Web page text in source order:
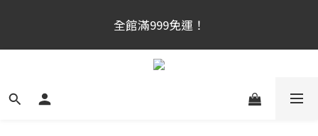
官網新會員首購享$300購物金！（註冊180天内有效，
滿千使用）
全館滿999免運！
官網新會員首購享$300購物金！（註冊180天内有效，